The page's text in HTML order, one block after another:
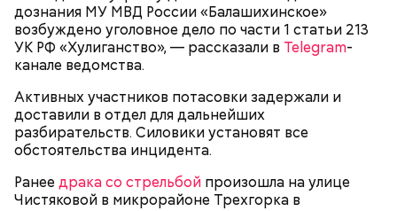
дознания МУ МВД России «Балашихинское»
возбуждено уголовное дело по части 1 статьи 213
УК РФ «Хулиганство», — рассказали в Telegram-
канале ведомства.
Активных участников потасовки задержали и
доставили в отдел для дальнейших
разбирательств. Силовики установят все
обстоятельства инцидента.
Ранее драка со стрельбой произошла на улице
Чистяковой в микрорайоне Трехгорка в
— Гасанов, являясь индивидуальным
Родственники обналичивали деньги и возвращали
их Гасанову. А чтобы пользоваться деньгами и не
вызвать подозрений у налоговой, Гасанов либо
распределял их между еще несколькими счетами,
либопокупал на них квартиры.
Следующим подопытным стал друг детства
Миссюры Константин. 3 февраля того же года,
когда молодые люди ехали вместе в машине,